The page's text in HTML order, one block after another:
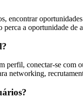
encontrar
a oportunidade
conectar-se com
networking,